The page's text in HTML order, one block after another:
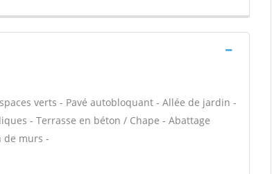
verts - Pavé autobloquant - Allée de jardin -
- Terrasse en béton / Chape - Abattage
de murs -